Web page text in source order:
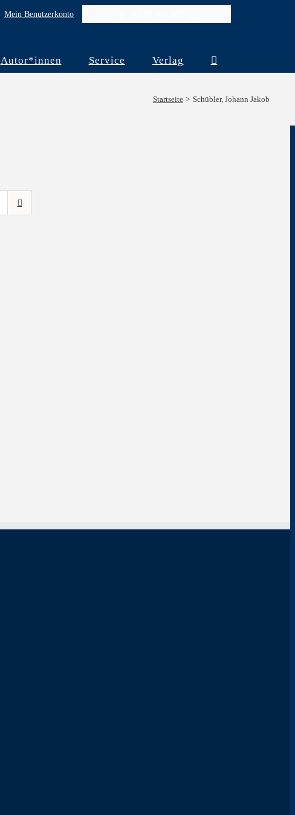
Mein Benutzerkonto
Autor*innen Service Verlag
Startseite Schübler, Johann Jakob